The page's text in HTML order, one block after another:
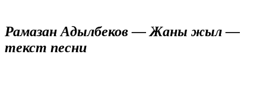
Рамазан Адылбеков — Жаны жыл —
текст песни